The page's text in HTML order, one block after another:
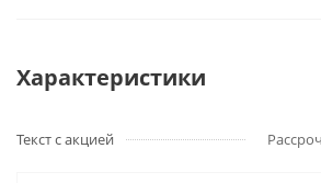
Характеристики
Текст с акцией